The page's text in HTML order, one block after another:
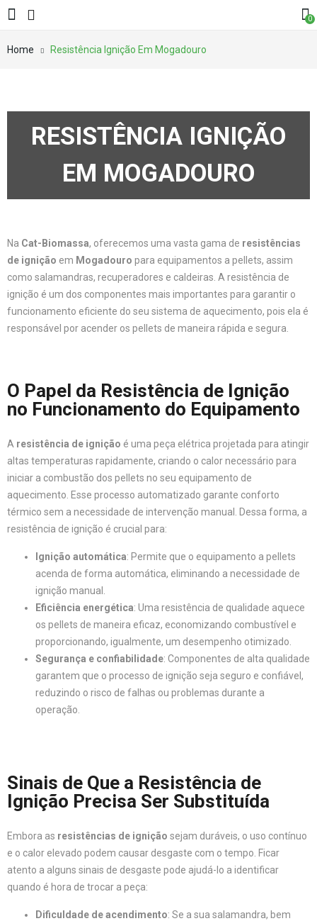
0
Home Resistência Ignição Em Mogadouro
RESISTÊNCIA IGNIÇÃO
EM MOGADOURO
Na Cat-Biomassa, oferecemos uma vasta gama de resistências
de ignição em Mogadouro para equipamentos a pellets, assim
como salamandras, recuperadores e caldeiras. A resistência de
ignição é um dos componentes mais importantes para garantir o
funcionamento eficiente do seu sistema de aquecimento, pois ela é
responsável por acender os pellets de maneira rápida e segura.
O Papel da Resistência de Ignição
no Funcionamento do Equipamento
A resistência de ignição é uma peça elétrica projetada para atingir
altas temperaturas rapidamente, criando o calor necessário para
iniciar a combustão dos pellets no seu equipamento de
aquecimento. Esse processo automatizado garante conforto
térmico sem a necessidade de intervenção manual. Dessa forma, a
resistência de ignição é crucial para:
Ignição automática: Permite que o equipamento a pellets
acenda de forma automática, eliminando a necessidade de
ignição manual.
Eficiência energética: Uma resistência de qualidade aquece
os pellets de maneira eficaz, economizando combustível e
proporcionando, igualmente, um desempenho otimizado.
Segurança e confiabilidade: Componentes de alta qualidade
garantem que o processo de ignição seja seguro e confiável,
reduzindo o risco de falhas ou problemas durante a
operação.
Sinais de Que a Resistência de
Ignição Precisa Ser Substituída
Embora as resistências de ignição sejam duráveis, o uso contínuo
e o calor elevado podem causar desgaste com o tempo. Ficar
atento a alguns sinais de desgaste pode ajudá-lo a identificar
quando é hora de trocar a peça:
Dificuldade de acendimento: Se a sua salamandra, bem